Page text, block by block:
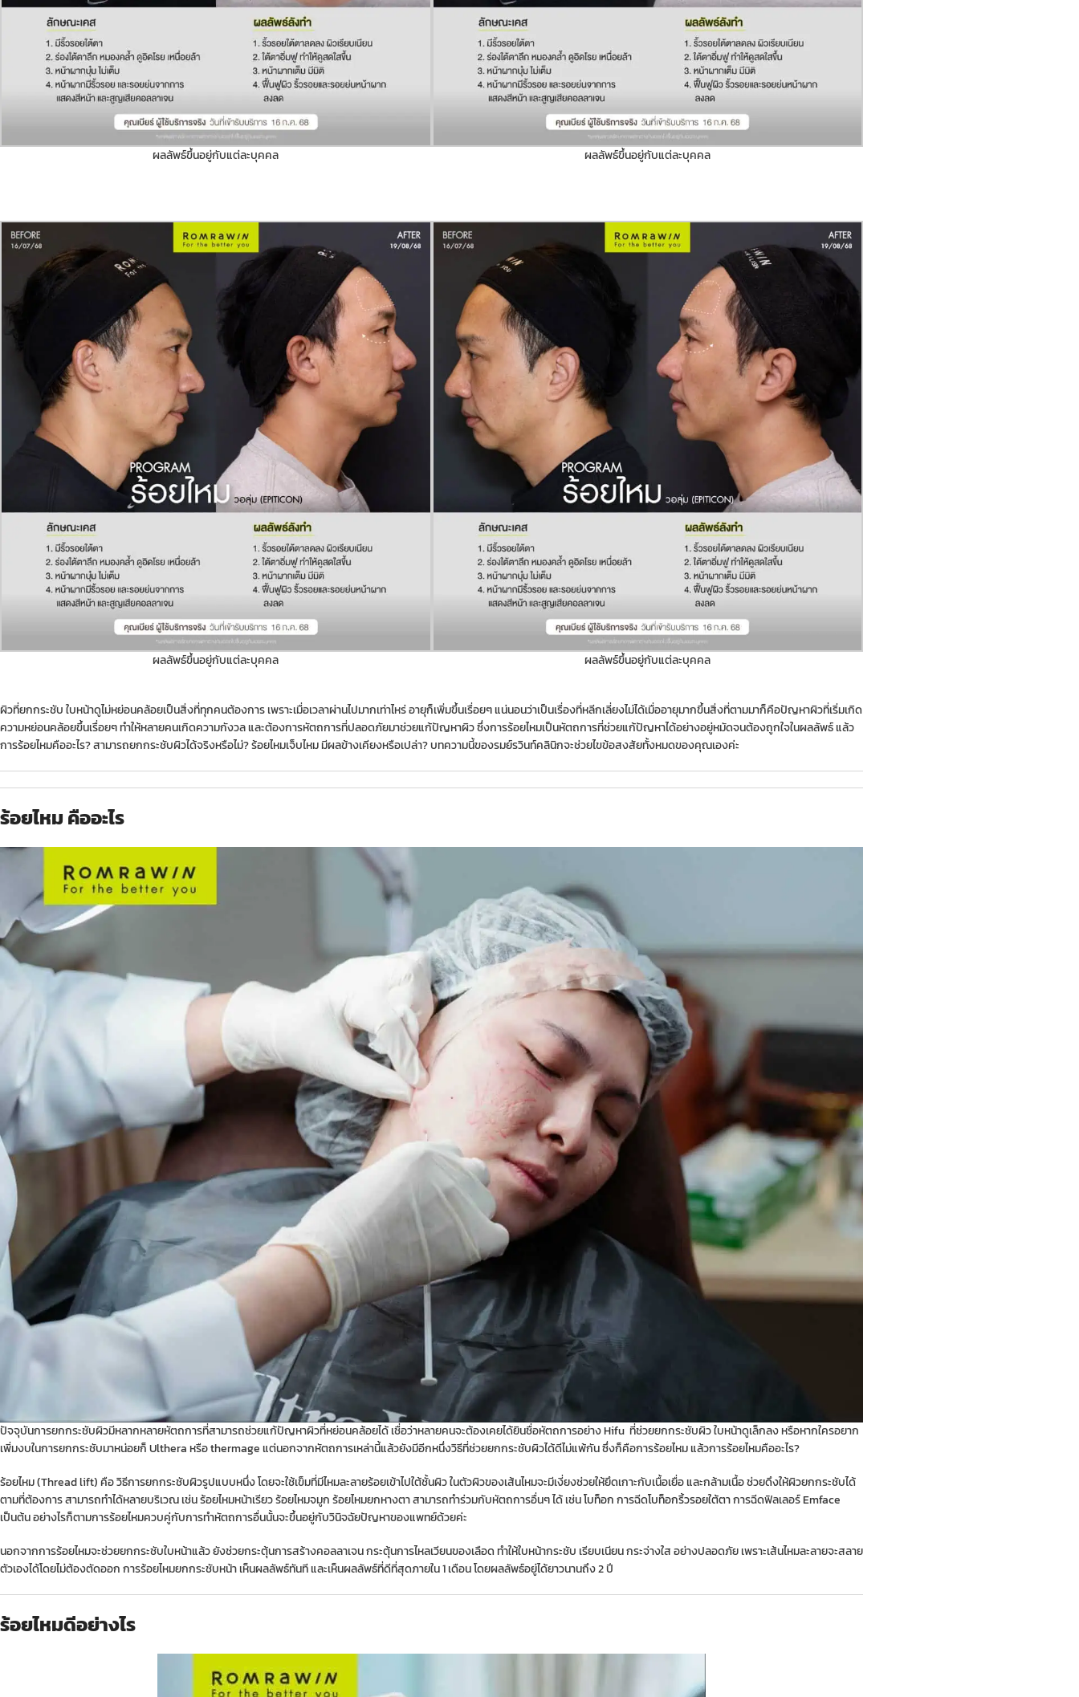
ผลลัพธ์ขึ้นอยู่กับแต่ละบุคคล ผลลัพธ์ขึ้นอยู่กับแต่ละบุคคล
ผลลัพธ์ขึ้นอยู่กับแต่ละบุคคล ผลลัพธ์ขึ้นอยู่กับแต่ละบุคคล
ผิวที่ยกกระชับ ใบหน้าดูไม่หย่อนคล้อยเป็นสิ่งที่ทุกคนต้องการ เพราะเมื่อเวลาผ่านไปมากเท่าไหร่ อายุก็เพิ่มขึ้นเรื่อยๆ แน่นอนว่าเป็นเรื่องที่หลีกเลี่ยงไม่ได้เมื่ออายุมากขึ้นสิ่งที่ตามมาก็คือปัญหาผิวที่เริ่มเกิด
ความหย่อนคล้อยขึ้นเรื่อยๆ ทำให้หลายคนเกิดความกังวล และต้องการหัตถการที่ปลอดภัยมาช่วยแก้ปัญหาผิว ซึ่งการร้อยไหมเป็นหัตถการที่ช่วยแก้ปัญหาได้อย่างอยู่หมัดจนต้องถูกใจในผลลัพธ์ แล้ว
การร้อยไหมคืออะไร? สามารถยกกระชับผิวได้จริงหรือไม่? ร้อยไหมเจ็บไหม มีผลข้างเคียงหรือเปล่า? บทความนี้ของรมย์รวินท์คลินิกจะช่วยไขข้อสงสัยทั้งหมดของคุณเองค่ะ
ร้อยไหม คืออะไร
ปัจจุบันการยกกระชับผิวมีหลากหลายหัตถการที่สามารถช่วยแก้ปัญหาผิวที่หย่อนคล้อยได้ เชื่อว่าหลายคนจะต้องเคยได้ยินชื่อหัตถการอย่างHifu ที่ช่วยยกกระชับผิว ใบหน้าดูเล็กลง หรือหากใครอยาก
เพิ่มงบในการยกกระชับมาหน่อยก็Ultheraหรือthermageแต่นอกจากหัตถการเหล่านี้แล้วยังมีอีกหนึ่งวิธีที่ช่วยยกกระชับผิวได้ดีไม่แพ้กัน ซึ่งก็คือการร้อยไหม แล้วการร้อยไหมคืออะไร?
ร้อยไหม (Thread lift) คือ วิธีการยกกระชับผิวรูปแบบหนึ่ง โดยจะใช้เข็มที่มีไหมละลายร้อยเข้าไปใต้ชั้นผิว ในตัวผิวของเส้นไหมจะมีเงี่ยงช่วยให้ยึดเกาะกับเนื้อเยื่อ และกล้ามเนื้อ ช่วยดึงให้ผิวยกกระชับได้
ตามที่ต้องการ สามารถทำได้หลายบริเวณ เช่น ร้อยไหมหน้าเรียว ร้อยไหมจมูก ร้อยไหมยกหางตา สามารถทำร่วมกับหัตถการอื่นๆ ได้ เช่นโบท็อกการฉีดโบท็อกริ้วรอยใต้ตาการฉีดฟิลเลอร์Emface
เป็นต้น อย่างไรก็ตามการร้อยไหมควบคู่กับการทำหัตถการอื่นนั้นจะขึ้นอยู่กับวินิจฉัยปัญหาของแพทย์ด้วยค่ะ
นอกจากการร้อยไหมจะช่วยยกกระชับใบหน้าแล้ว ยังช่วยกระตุ้นการสร้างคอลลาเจน กระตุ้นการไหลเวียนของเลือด ทำให้ใบหน้ากระชับ เรียบเนียน กระจ่างใส อย่างปลอดภัย เพราะเส้นไหมละลายจะสลาย
ตัวเองได้โดยไม่ต้องตัดออก การร้อยไหมยกกระชับหน้า เห็นผลลัพธ์ทันที และเห็นผลลัพธ์ที่ดีที่สุดภายใน 1 เดือน โดยผลลัพธ์อยู่ได้ยาวนานถึง 2 ปี
ร้อยไหมดีอย่างไร